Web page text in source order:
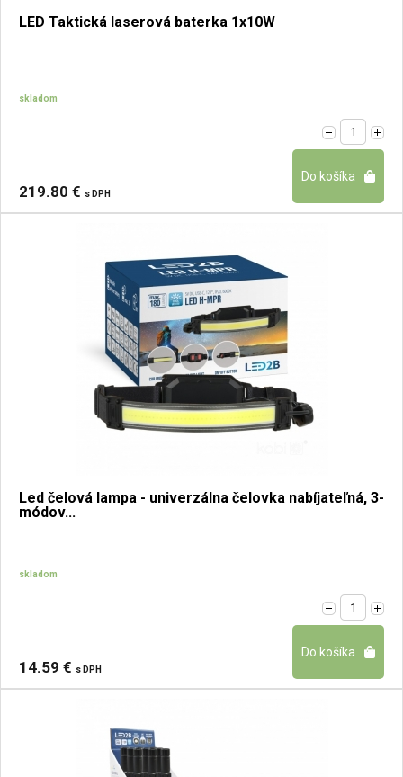
LED Taktická laserová baterka 1x10W
skladom
219.80 € s DPH
Led čelová lampa - univerzálna čelovka nabíjateľná, 3-
módov...
skladom
14.59 € s DPH